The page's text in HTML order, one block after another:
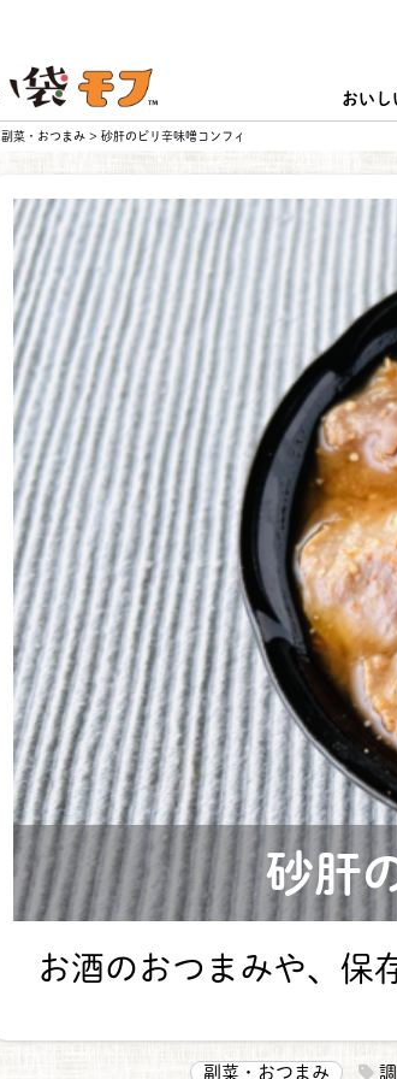
おいし
副菜・おつまみ> 砂肝のピリ辛味噌コンフィ
砂肝
お酒のおつまみや、保
副菜・おつまみ